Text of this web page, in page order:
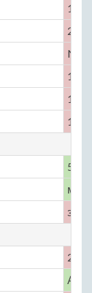
100
2300
No
1702
1470
1488
5
210
АИ-